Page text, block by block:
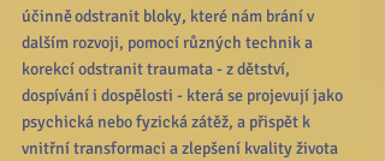
účinně odstranit bloky, které nám brání v
dalším rozvoji, pomocí různých technik a
korekcí odstranit traumata - z dětství,
dospívání i dospělosti - která se projevují jako
psychická nebo fyzická zátěž, a přispět k
vnitřní transformaci a zlepšení kvality života